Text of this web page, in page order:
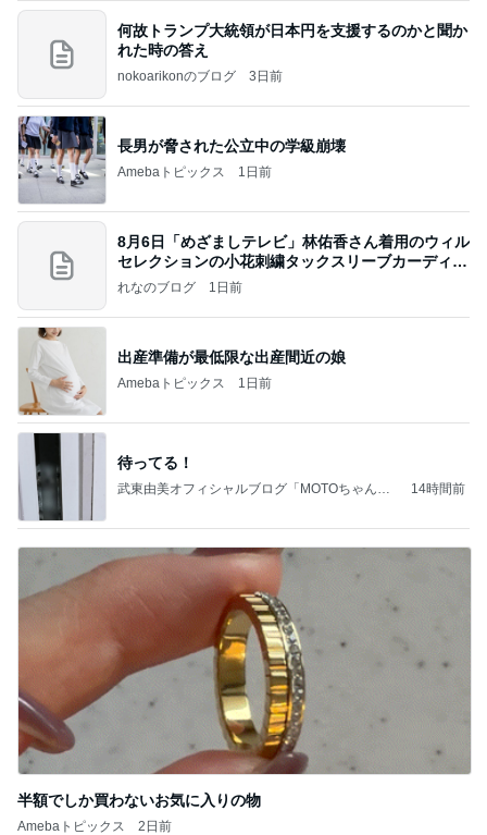
何故トランプ大統領が日本円を支援するのかと聞か
れた時の答え
nokoarikonのブログ 3日前
長男が脅された公立中の学級崩壊
Amebaトピックス 1日前
8月6日「めざましテレビ」林佑香さん着用のウィル
セレクションの小花刺繍タックスリーブカーディガ
ン
れなのブログ 1日前
出産準備が最低限な出産間近の娘
Amebaトピックス 1日前
待ってる！
武東由美オフィシャルブログ「MOTOちゃんと
14時間前
半額でしか買わないお気に入りの物
Amebaトピックス 2日前